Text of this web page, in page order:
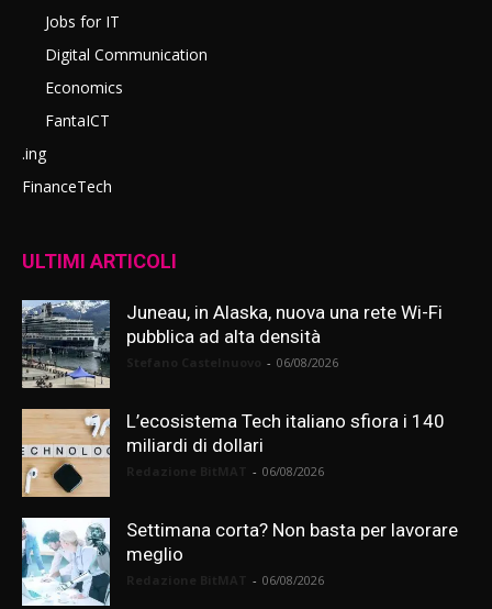
Jobs for IT
Digital Communication
Economics
FantaICT
.ing
FinanceTech
ULTIMI ARTICOLI
Juneau, in Alaska, nuova una rete Wi-Fi
pubblica ad alta densità
- 06/08/2026
L’ecosistema Tech italiano sfiora i 140
miliardi di dollari
- 06/08/2026
Settimana corta? Non basta per lavorare
meglio
- 06/08/2026